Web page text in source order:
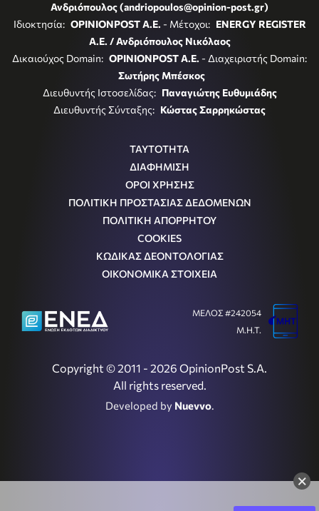
×
Ανδριόπουλος (andriopoulos@opinion-post.gr)
Ιδιοκτησία: OPINIONPOST A.E. - Μέτοχοι: ENERGY REGISTER
Α.Ε. / Ανδριόπουλος Νικόλαος
Δικαιούχος Domain: OPINIONPOST A.E. - Διαχειριστής Domain:
Σωτήρης Μπέσκος
Διευθυντής Ιστοσελίδας: Παναγιώτης Ευθυμιάδης
Διευθυντής Σύνταξης: Κώστας Σαρρηκώστας
ΤΑΥΤΟΤΗΤΑ
ΔΙΑΦΗΜΙΣΗ
ΟΡΟΙ ΧΡΗΣΗΣ
ΠΟΛΙΤΙΚΗ ΠΡΟΣΤΑΣΙΑΣ ΔΕΔΟΜΕΝΩΝ
ΠΟΛΙΤΙΚΗ ΑΠΟΡΡΗΤΟΥ
COOKIES
ΚΩΔΙΚΑΣ ΔΕΟΝΤΟΛΟΓΙΑΣ
ΟΙΚΟΝΟΜΙΚΑ ΣΤΟΙΧΕΙΑ
Copyright © 2011 - 2026 OpinionPost S.A.
All rights reserved.
Developed by Nuevvo.
ΜΕΛΟΣ #242054
Μ.Η.Τ.